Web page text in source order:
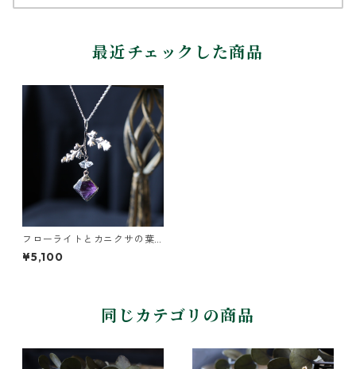
最近チェックした商品
フローライトとカニクサの葉
ネックレス
¥5,100
同じカテゴリの商品